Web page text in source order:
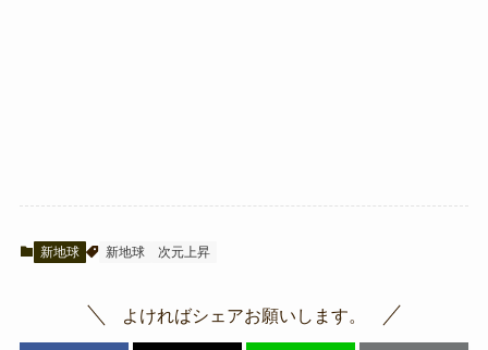
新地球 新地球 次元上昇
よければシェアお願いします。